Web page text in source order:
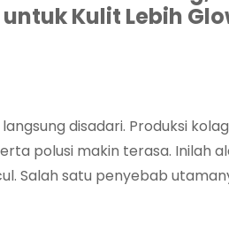
Kulit Lebih
disadari. Produksi
polusi makin terasa. Inilah
Salah satu penyebab